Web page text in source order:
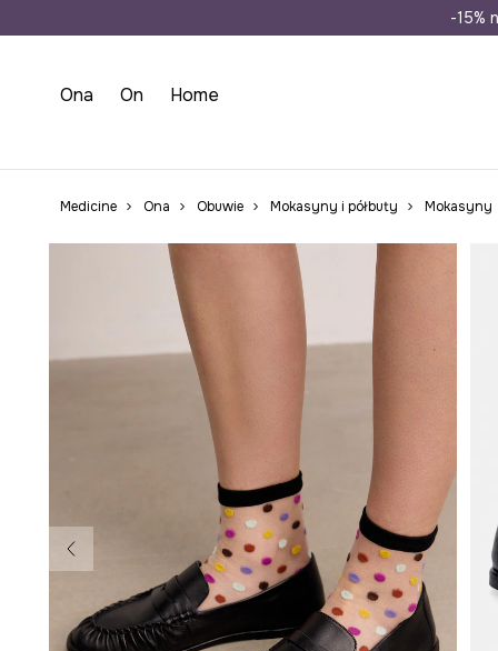
Wysyłka
-15%
Ona On Home
Medicine Ona Obuwie Mokasyny i półbuty Mokasyny